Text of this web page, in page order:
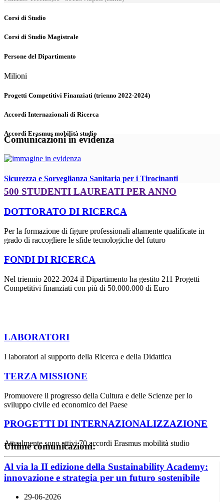
Corsi di Studio
Corsi di Studio Magistrale
Persone del Dipartimento
Milioni
Progetti Competitivi Finanziati (trienno 2022-2024)
Accordi Internazionali di Ricerca
Accordi Erasmus mobilità studio
Comunicazioni in evidenza
Sicurezza e Sorveglianza Sanitaria per i Tirocinanti
500 STUDENTI LAUREATI PER ANNO
DOTTORATO DI RICERCA
Per la formazione di figure professionali altamente qualificate in
grado di raccogliere le sfide tecnologiche del futuro
FONDI DI RICERCA
Nel triennio 2022-2024 il Dipartimento ha gestito 211 Progetti
Competitivi finanziati con più di 50.000.000 di Euro
LABORATORI
I laboratori al supporto della Ricerca e della Didattica
TERZA MISSIONE
Promuovere il progresso della Cultura e delle Scienze per lo
sviluppo civile ed economico del Paese
PROGETTI DI INTERNAZIONALIZZAZIONE
Attualmente sono attivi 70 accordi Erasmus mobilità studio
Ultime comunicazioni:
Al via la II edizione della Sustainability Academy:
innovazione e strategia per un futuro sostenibile
29-06-2026